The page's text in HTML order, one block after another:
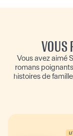
VOUS
Vous avez aimé
romans
histoires de